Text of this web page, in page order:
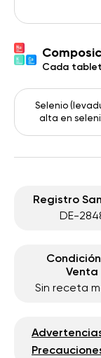
Cada
Selenio
alta en
Registro
DE-
Venta
Sin receta